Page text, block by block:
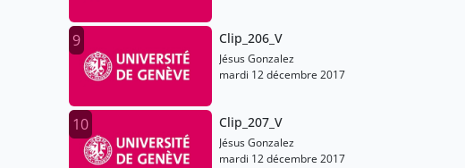
9 Clip_206_V
Jésus Gonzalez
mardi 12 décembre 2017
10 Clip_207_V
Jésus Gonzalez
mardi 12 décembre 2017